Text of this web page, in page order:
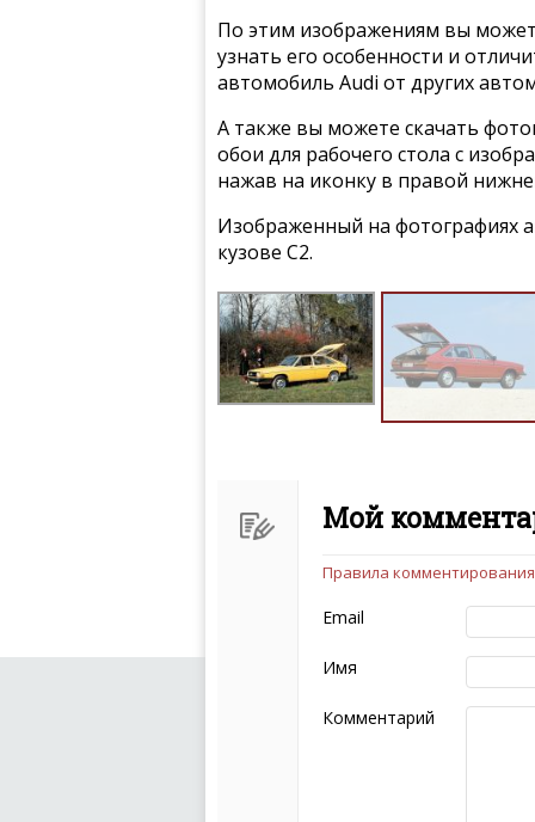
По этим изображениям вы
узнать его особенности и
автомобиль Audi от других
А также вы можете скачать
обои для рабочего стола с
нажав на иконку в правой
Изображенный на фотографиях
кузове C2.
Мой
Чтобы ваш комментарий
следующих правил:
Комментарий не
эмоциональных
Не стоит
Пожалуйста, не
также призывы к
Правила комментирования
Email
Имя
Комментарий